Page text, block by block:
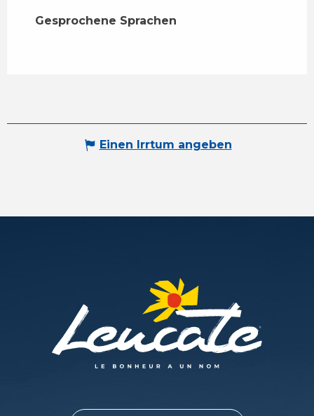
Gesprochene Sprachen
Gesprochene Sprachen
Einen Irrtum angeben